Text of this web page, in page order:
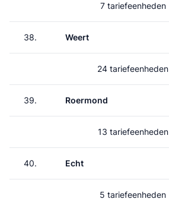
7 tariefeenheden
38. Weert
24 tariefeenheden
39. Roermond
13 tariefeenheden
40. Echt
5 tariefeenheden